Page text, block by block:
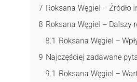
7 Roksana Węgiel – Źródło
8 Roksana Węgiel – Dalszy
8.1 Roksana Węgiel –
9 Najczęściej zadawane
9.1 Roksana Węgiel –